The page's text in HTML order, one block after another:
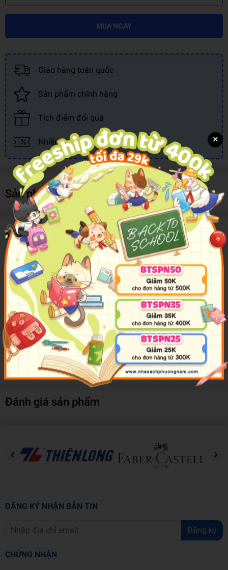
MUA NGAY
Giao hàng toàn quốc
Sản phẩm chính hãng
Tích điểm đổi quà
Nhiều khuyến mãi, ưu đãi
Sản phẩm cùng loại
Mô tả sản phẩm
Bộ sáchNhật ký trưởng thành của đứa con ngoan
là sách kỹ
năng sống dành cho học sinh từ 6 đến 12 tuổi được biên soạn gồm
những câu chuyện quen thuộc, gần gũi góp phần truyền tải thông
điệp ý nghĩa đến trẻ: Khi khó khăn sẽ luôn có biện pháp khắc phục;
học tập tuy vất vả nhưng úng rất vui; nếu gặp chuyện mình có thể
làm tốt thi phải chủ động xung phong....
Mong rằng bộ sách này sẽ là người bạn tốt bên cạnh trẻ, cùng trẻ
trưởng thành!
Đánh giá sản phẩm
ĐĂNG KÝ NHẬN BẢN TIN
Đăng ký
CHỨNG NHẬN
×